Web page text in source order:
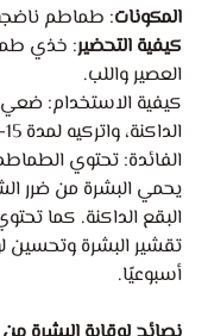
المكونات: طماطم
كيفية التحضير: خذي
العصير واللب.
كيفية الاستخدام: ضعي
الداكنة، واتركيه لمدة 15-20 دقيقة، ثم اغسليه بالماء.
الفائدة: تحتوي
يحمي البشرة من ضرر
تقشير البشرة وتحسين
أسبوعيًا.